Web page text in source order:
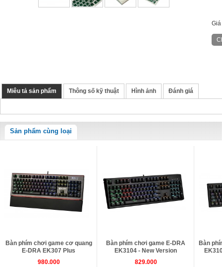
Miêu tả sản phẩm Thông số kỹ thuật Hình ảnh Đánh giá
Sản phẩm cùng loại
Bàn phím chơi game cơ quang
E-DRA EK307 Plus
980.000
Bàn phím chơi game E-DRA
EK3104 - New Version
829.000
Bàn